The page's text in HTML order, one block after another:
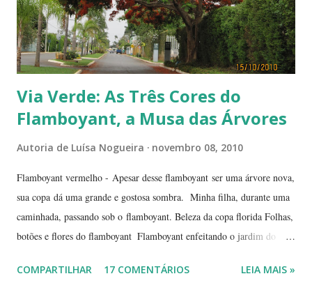
Via Verde: As Três Cores do
Flamboyant, a Musa das Árvores
Autoria de Luísa Nogueira novembro 08, 2010
Flamboyant vermelho - Apesar desse flamboyant ser uma árvore nova,
sua copa dá uma grande e gostosa sombra. Minha filha, durante uma
caminhada, passando sob o flamboyant. Beleza da copa florida Folhas,
botões e flores do flamboyant Flamboyant enfeitando o jardim do
fachada do TJ. Flores e galhos retorcidos do flamboyant. Flores do
COMPARTILHAR 17 COMENTÁRIOS LEIA MAIS »